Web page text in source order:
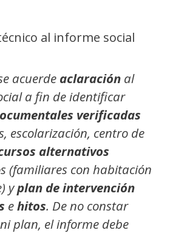
al informe social
acuerde aclaración al
a fin de identificar
verificadas
escolarización, centro de
alternativos
(familiares con habitación
yplan de intervención
ehitos. De no constar
plan, el informe debe